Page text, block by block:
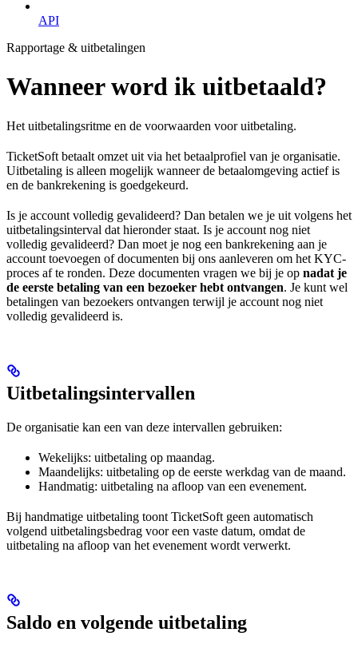
API
Rapportage & uitbetalingen
Wanneer word ik uitbetaald?
Het uitbetalingsritme en de voorwaarden voor uitbetaling.
TicketSoft betaalt omzet uit via het betaalprofiel van je organisatie.
Uitbetaling is alleen mogelijk wanneer de betaalomgeving actief is
en de bankrekening is goedgekeurd.
Is je account volledig gevalideerd? Dan betalen we je uit volgens het
uitbetalingsinterval dat hieronder staat. Is je account nog niet
volledig gevalideerd? Dan moet je nog een bankrekening aan je
account toevoegen of documenten bij ons aanleveren om het KYC-
proces af te ronden. Deze documenten vragen we bij je op nadat je
de eerste betaling van een bezoeker hebt ontvangen. Je kunt wel
betalingen van bezoekers ontvangen terwijl je account nog niet
volledig gevalideerd is.
Uitbetalingsintervallen
De organisatie kan een van deze intervallen gebruiken:
Wekelijks: uitbetaling op maandag.
Maandelijks: uitbetaling op de eerste werkdag van de maand.
Handmatig: uitbetaling na afloop van een evenement.
Bij handmatige uitbetaling toont TicketSoft geen automatisch
volgend uitbetalingsbedrag voor een vaste datum, omdat de
uitbetaling na afloop van het evenement wordt verwerkt.
Saldo en volgende uitbetaling